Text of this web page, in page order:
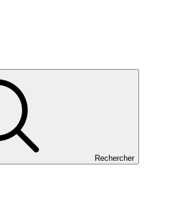
Rechercher